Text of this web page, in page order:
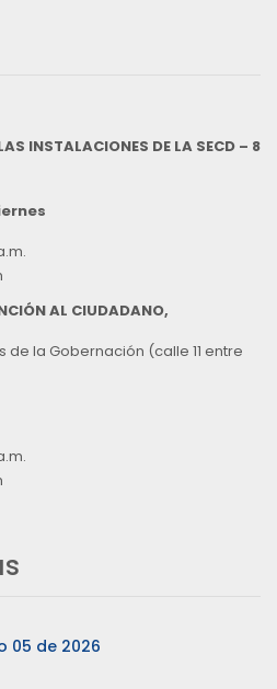
INSTALACIONES DE LA SECD – 8
AL CIUDADANO,
la Gobernación (calle 11 entre
05 de 2026